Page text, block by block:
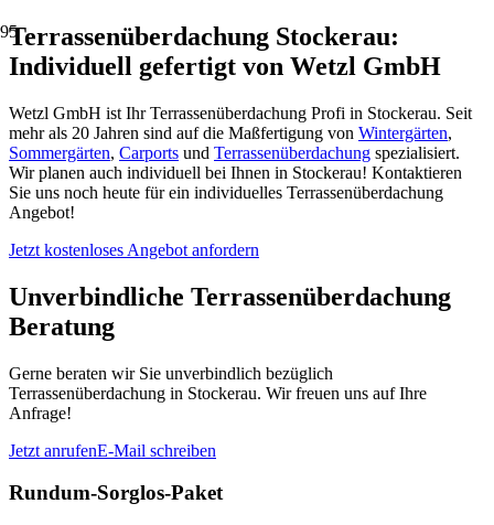
Terrassenüberdachung Stockerau:
Individuell gefertigt von Wetzl GmbH
Wetzl GmbH ist Ihr Terrassenüberdachung Profi in Stockerau. Seit
mehr als 20 Jahren sind auf die Maßfertigung von Wintergärten,
Sommergärten, Carports und Terrassenüberdachung spezialisiert.
Wir planen auch individuell bei Ihnen in Stockerau! Kontaktieren
Sie uns noch heute für ein individuelles Terrassenüberdachung
Angebot!
Jetzt kostenloses Angebot anfordern
Unverbindliche Terrassenüberdachung
Beratung
Gerne beraten wir Sie unverbindlich bezüglich
Terrassenüberdachung in Stockerau. Wir freuen uns auf Ihre
Anfrage!
Jetzt anrufenE-Mail schreiben
Rundum-Sorglos-Paket